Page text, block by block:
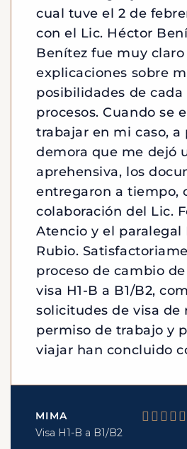
cual tuve el 2 de
con el Lic. Héctor
Benítez fue muy claro
explicaciones sobre
posibilidades de cada
procesos. Cuando se
trabajar en mi caso, a
demora que me dejó
aprehensiva, los
entregaron a tiempo,
colaboración del Lic.
Atencio y el paralegal
Rubio.
proceso de cambio
visa H1-B a B1/B2,
solicitudes de visa de
permiso de trabajo y
viajar han concluido
MIMA
Visa H1-B a B1/B2